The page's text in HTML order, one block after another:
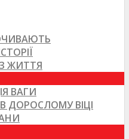
З ЖИТТЯ
ВАГИ
ДОРОСЛОМУ ВІЦІ